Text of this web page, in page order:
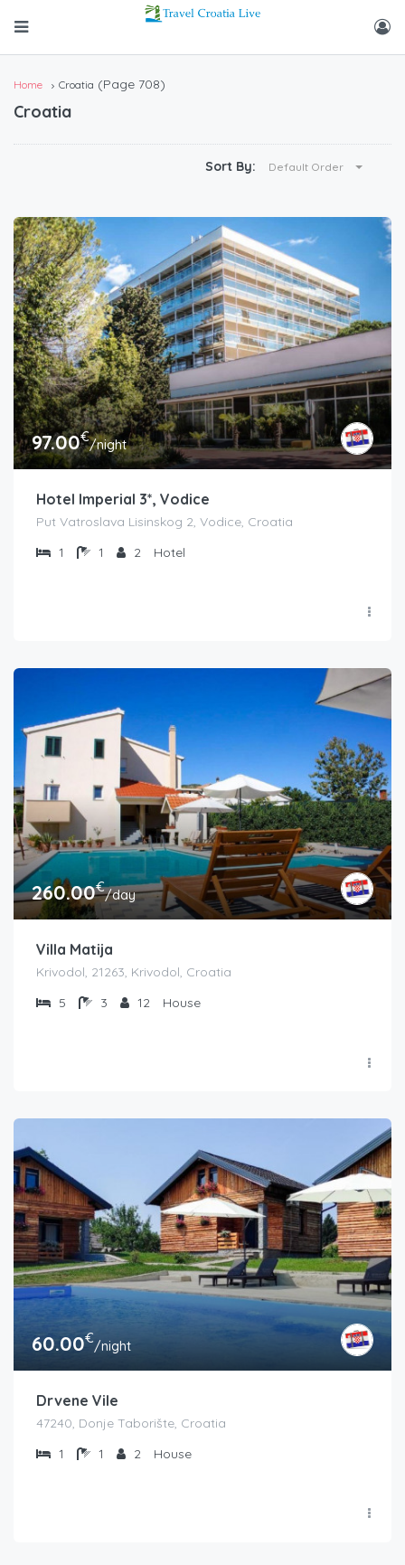
Home Croatia (Page 708)
Croatia
Sort By: Default Order
97.00€/night
Hotel Imperial 3*, Vodice
Put Vatroslava Lisinskog 2, Vodice, Croatia
1
1 2 Hotel
260.00€/day
Villa Matija
Krivodol, 21263, Krivodol, Croatia
5
3 12 House
60.00€/night
Drvene Vile
47240, Donje Taborište, Croatia
1
1 2 House